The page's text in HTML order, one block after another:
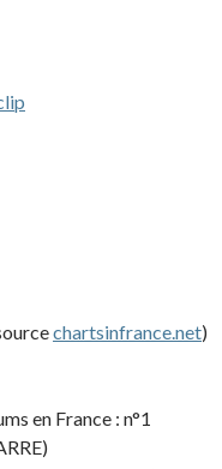
chartsinfrance.net)
en France : n°1